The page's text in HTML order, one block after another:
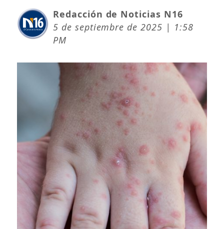
Redacción de Noticias N16
5 de septiembre de 2025 | 1:58
PM